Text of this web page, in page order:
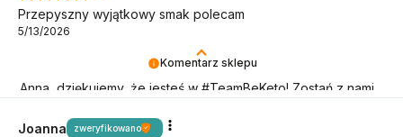
Komentarz sklepu
Anna, dziękujemy, że jesteś w #TeamBeKeto! Zostań z nami
Przepyszny wyjątkowy smak polecam
5/13/2026
Joanna zweryfikowano